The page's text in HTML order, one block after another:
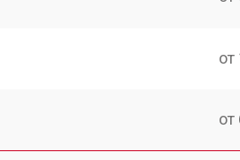
от